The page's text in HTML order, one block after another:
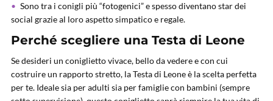
Sono tra i conigli più “fotogenici” e spesso diventano star dei
social grazie al loro aspetto simpatico e regale.
Perché scegliere una Testa di Leone
Se desideri un coniglietto vivace, bello da vedere e con cui
costruire un rapporto stretto, la Testa di Leone è la scelta perfetta
per te. Ideale sia per adulti sia per famiglie con bambini (sempre